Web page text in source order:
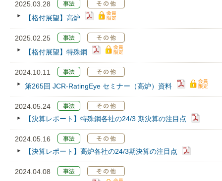
2025.03.28
【格付展望】高炉
2025.02.25
【格付展望】特殊鋼
2024.10.11
第265回 JCR‐RatingEye セミナー（高炉）資料
2024.05.24
【決算レポート】特殊鋼各社の24/3 期決算の注目点
2024.05.16
【決算レポート】高炉各社の24/3期決算の注目点
2024.04.08